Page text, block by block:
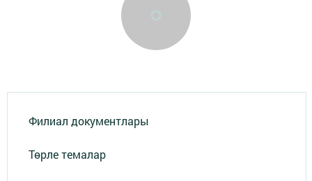
Филиал документлары
Төрле темалар